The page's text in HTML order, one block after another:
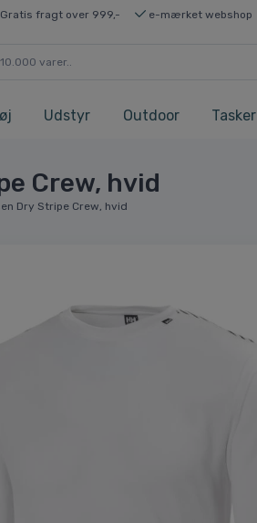
Gratis fragt over 999,- e-mærket webshop
Udstyr Outdoor Tasker
Crew, hvid
Dry Stripe Crew, hvid